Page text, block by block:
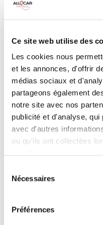
Ce site web utilise des
Les cookies nous
et les annonces, d'offrir
médias sociaux et
partageons également
notre site avec nos
publicité et d'analyse,
avec d'autres
ou qu'ils ont collectées
Nécessaires
Préférences
Galerie de toit
Camera de recul
INCLUS À LA
Killométrage illimité
Assurance tous
Carburant : plein à
CONDITIONS
Age minimum :20 ans